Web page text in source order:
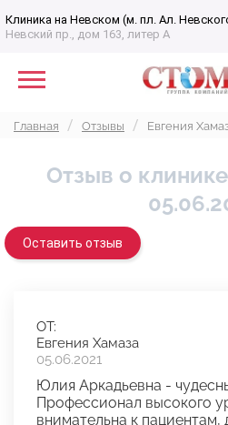
Клиника на Невском (м. пл. Ал.
Невский пр., дом 163, литер А
Главная Отзывы Евгения
Отзыв о
Оставить отзыв
ОТ:
Евгения Хамаза
05.06.2021
Юлия Аркадьевна -
Профессионал высокого
внимательна к